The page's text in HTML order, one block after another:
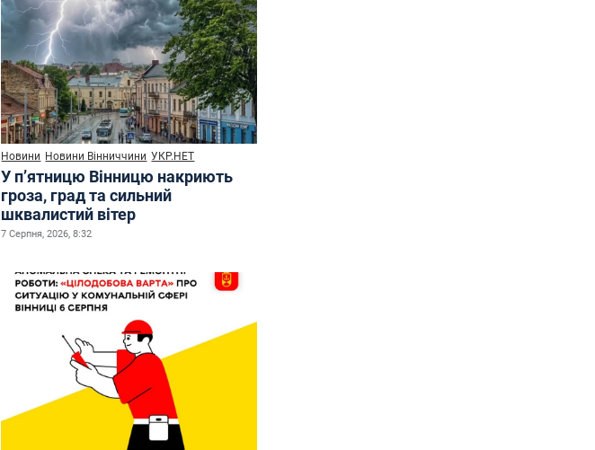
Новини Новини Вінниччини УКР.НЕТ
У п’ятницю Вінницю накриють
гроза, град та сильний
шквалистий вітер
7 Серпня, 2026, 8:32